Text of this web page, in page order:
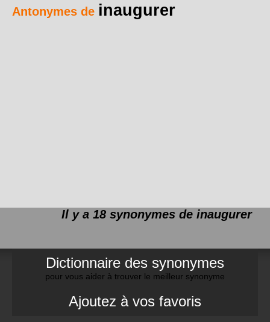
Antonymes de inaugurer
Il y a 18 synonymes de inaugurer
Dictionnaire des synonymes
pour vous aider à trouver le meilleur synonyme
Ajoutez à vos favoris